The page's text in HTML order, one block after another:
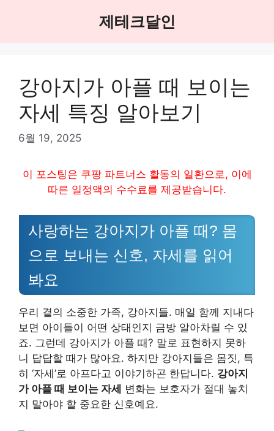
제테크달인
강아지가 아플 때 보이는
자세 특징 알아보기
6월 19, 2025
이 포스팅은 쿠팡 파트너스 활동의 일환으로, 이에
따른 일정액의 수수료를 제공받습니다.
사랑하는 강아지가 아플 때? 몸
으로 보내는 신호, 자세를 읽어
봐요
우리 곁의 소중한 가족, 강아지들. 매일 함께 지내다
보면 아이들이 어떤 상태인지 금방 알아차릴 수 있
죠. 그런데 강아지가 아플 때? 말로 표현하지 못하
니 답답할 때가 많아요. 하지만 강아지들은 몸짓, 특
히 ‘자세’로 아프다고 이야기하곤 한답니다. 강아지
가 아플 때 보이는 자세
변화는 보호자가 절대 놓치
지 말아야 할 중요한 신호예요.